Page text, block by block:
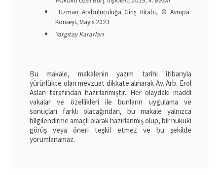
Uzman Arabuluculuğa Giriş Kitabı, © Avrupa
Konseyi, Mayıs 2023
Yargıtay Kararları
Bu makale, makalenin yazım tarihi itibarıyla
yürürlükte olan mevzuat dikkate alınarak Av. Arb. Erol
Aslan tarafından hazırlanmıştır. Her olaydaki maddi
vakalar ve özellikleri ile bunların uygulama ve
sonuçları farklı olacağından, bu makale yalnızca
bilgilendirme amaçlı olarak hazırlanmış olup, bir hukuki
görüş veya öneri teşkil etmez ve bu şekilde
yorumlanamaz.